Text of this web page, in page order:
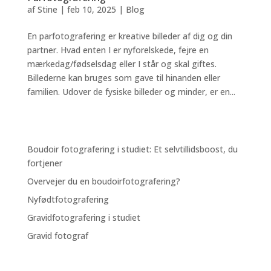
afStine | feb 10, 2025 | Blog
En parfotografering er kreative billeder af dig og din
partner. Hvad enten I er nyforelskede, fejre en
mærkedag/fødselsdag eller I står og skal giftes.
Billederne kan bruges som gave til hinanden eller
familien. Udover de fysiske billeder og minder, er en...
Boudoir fotografering i studiet: Et selvtillidsboost, du
fortjener
Overvejer du en boudoirfotografering?
Nyfødtfotografering
Gravidfotografering i studiet
Gravid fotograf